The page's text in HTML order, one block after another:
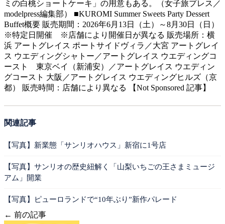
ミの白桃ショートケーキ」の用意もある。（女子旅プレス／
modelpress編集部） ■KUROMI Summer Sweets Party Dessert
Buffet概要 販売期間：2026年6月13日（土）～8月30日（日）
※特定日開催 ※店舗により開催日が異なる 販売場所：横
浜 アートグレイス ポートサイドヴィラ／大宮 アートグレイ
ス ウエディングシャトー／アートグレイス ウエディングコ
ースト 東京ベイ（新浦安）／アートグレイス ウエディン
グコースト 大阪／アートグレイス ウエディングヒルズ（京
都） 販売時間：店舗により異なる 【Not Sponsored 記事】
関連記事
【写真】新業態「サンリオハウス」新宿に1号店
【写真】サンリオの歴史紐解く「山梨いちごの王さまミュージ
アム」開業
【写真】ピューロランドで“10年ぶり”新作パレード
← 前の記事